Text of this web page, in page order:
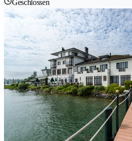
Geschlossen